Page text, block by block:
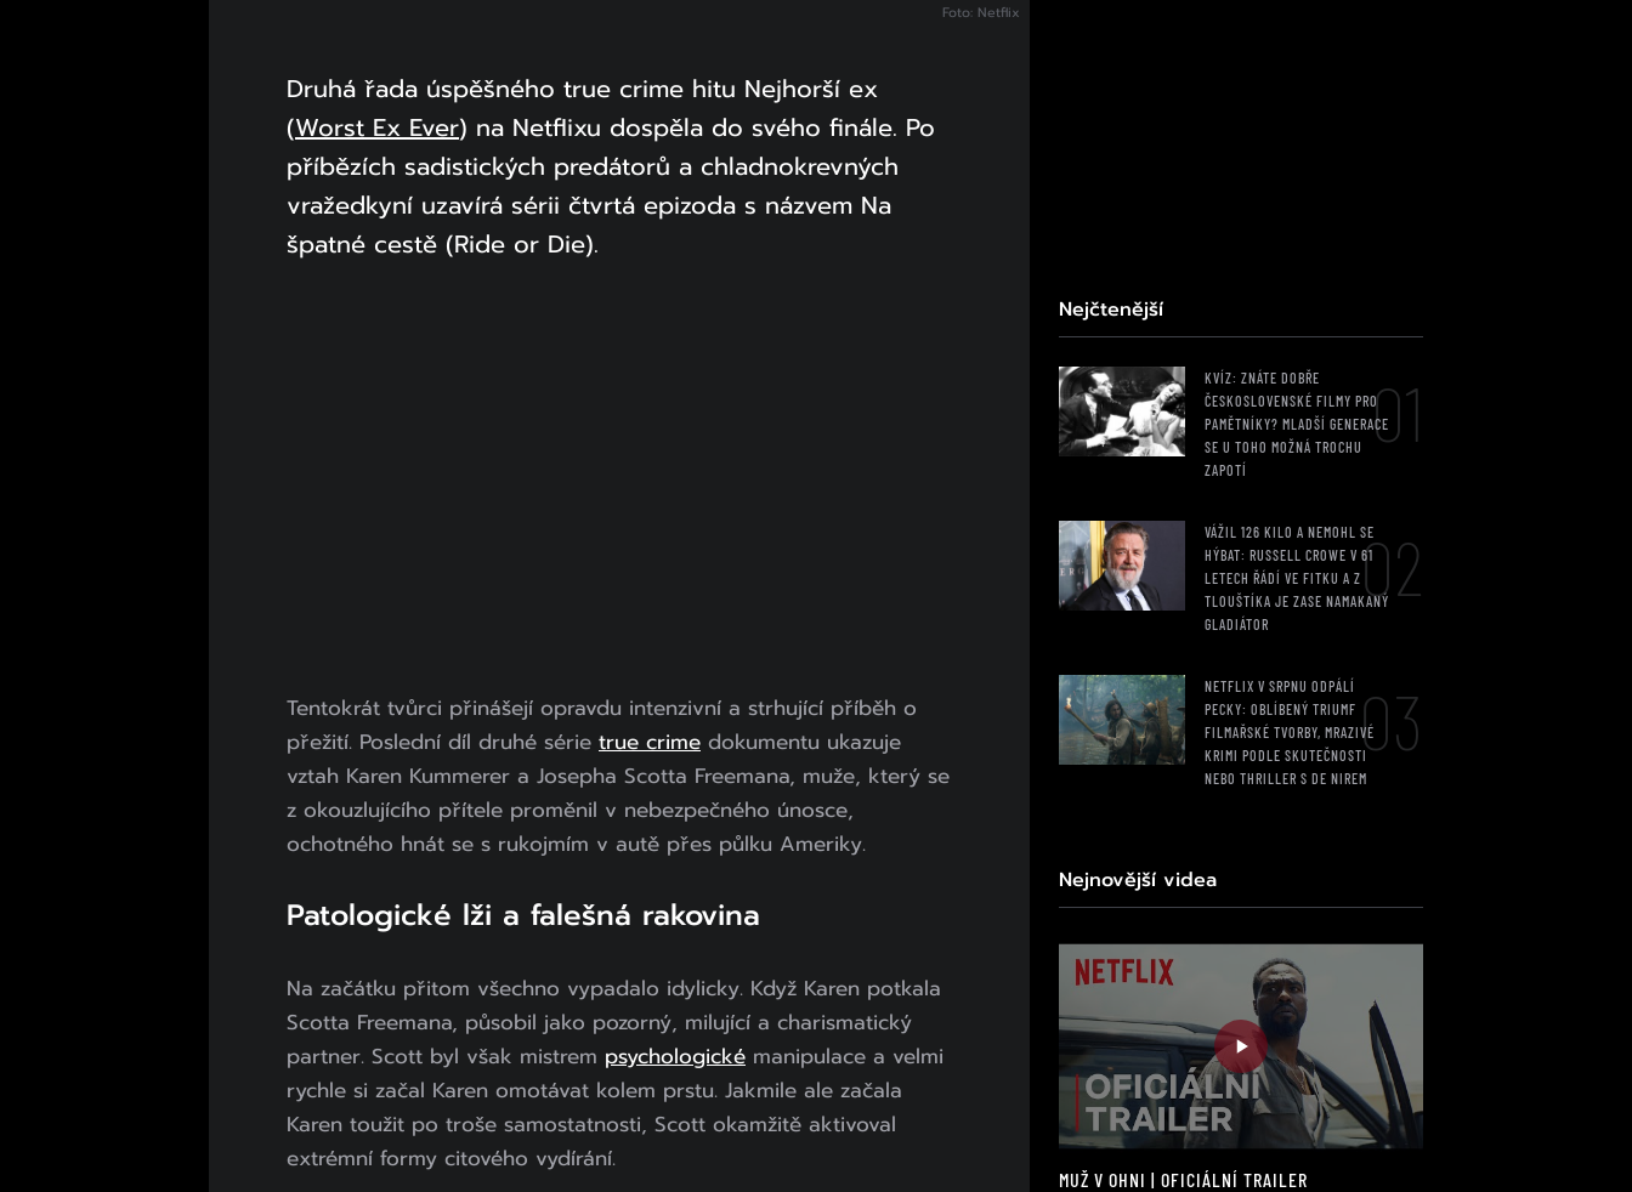
Foto: Netflix
Druhá řada úspěšného true crime hitu Nejhorší ex
(Worst Ex Ever) na Netflixu dospěla do svého finále. Po
příbězích sadistických predátorů a chladnokrevných
vražedkyní uzavírá sérii čtvrtá epizoda s názvem Na
špatné cestě (Ride or Die).
Tentokrát tvůrci přinášejí opravdu intenzivní a strhující příběh o
přežití. Poslední díl druhé série true crime dokumentu ukazuje
vztah Karen Kummerer a Josepha Scotta Freemana, muže, který se
z okouzlujícího přítele proměnil v nebezpečného únosce,
ochotného hnát se s rukojmím v autě přes půlku Ameriky.
Patologické lži a falešná rakovina
Na začátku přitom všechno vypadalo idylicky. Když Karen potkala
Scotta Freemana, působil jako pozorný, milující a charismatický
partner. Scott byl však mistrem psychologické manipulace a velmi
rychle si začal Karen omotávat kolem prstu. Jakmile ale začala
Karen toužit po troše samostatnosti, Scott okamžitě aktivoval
extrémní formy citového vydírání.
Nejčtenější
KVÍZ: ZNÁTE DOBŘE
ČESKOSLOVENSKÉ FILMY PRO
PAMĚTNÍKY? MLADŠÍ GENERACE
SE U TOHO MOŽNÁ TROCHU
ZAPOTÍ
01
VÁŽIL 126 KILO A NEMOHL SE
HÝBAT: RUSSELL CROWE V 61
LETECH ŘÁDÍ VE FITKU A Z
TLOUŠTÍKA JE ZASE NAMAKANÝ
GLADIÁTOR
02
NETFLIX V SRPNU ODPÁLÍ
PECKY: OBLÍBENÝ TRIUMF
FILMAŘSKÉ TVORBY, MRAZIVÉ
KRIMI PODLE SKUTEČNOSTI
NEBO THRILLER S DE NIREM
03
Nejnovější videa
MUŽ V OHNI | OFICIÁLNÍ TRAILER